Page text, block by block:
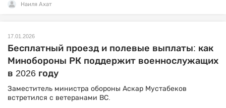
Наиля Ахат
17.01.2026
Бесплатный проезд и полевые выплаты: как
Минобороны РК поддержит военнослужащих
в 2026 году
Заместитель министра обороны Аскар Мустабеков
встретился с ветеранами ВС.